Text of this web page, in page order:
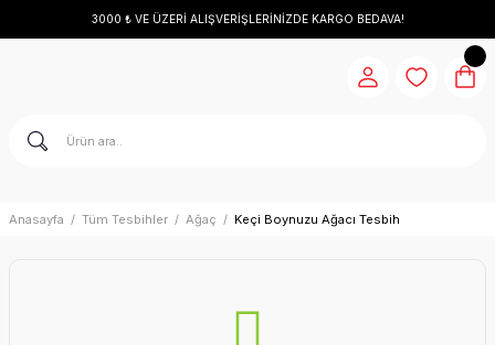
3000 ₺ VE ÜZERİ ALIŞVERİŞLERİNİZDE KARGO BEDAVA!
Anasayfa Tüm Tesbihler Ağaç Keçi Boynuzu Ağacı Tesbih